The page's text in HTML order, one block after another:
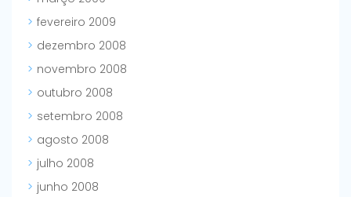
fevereiro 2009
dezembro 2008
novembro 2008
outubro 2008
setembro 2008
agosto 2008
julho 2008
junho 2008